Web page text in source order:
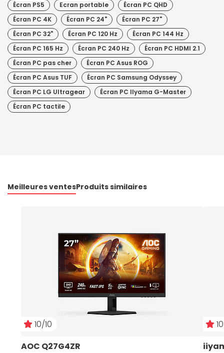
Écran PS5
Ecran portable
Écran PC QHD
Écran PC 4K
Écran PC 24"
Écran PC 27"
Écran PC 32"
Écran PC 120 Hz
Écran PC 144 Hz
Écran PC 165 Hz
Écran PC 240 Hz
Écran PC HDMI 2.1
Écran PC pas cher
Écran PC Asus ROG
Écran PC Asus TUF
Écran PC Samsung Odyssey
Écran PC LG Ultragear
Écran PC IIyama G-Master
Écran PC tactile
Meilleures ventesProduits similaires
10/10
AOC Q27G4ZR